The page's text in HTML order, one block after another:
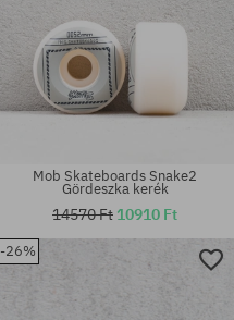
Elérhető méretek:
Mob Skateboards Snake2
Gördeszka kerék
14570 Ft 10910 Ft
-26%